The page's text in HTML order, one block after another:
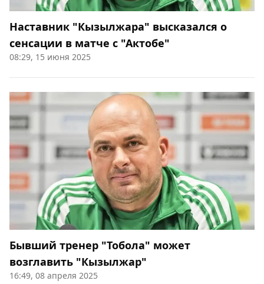
Наставник "Кызылжара" высказался о
сенсации в матче с "Актобе"
08:29, 15 июня 2025
Бывший тренер "Тобола" может
возглавить "Кызылжар"
16:49, 08 апреля 2025